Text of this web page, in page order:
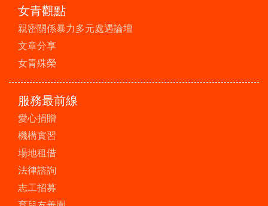
女青觀點
親密關係暴力多元處遇論壇
文章分享
女青殊榮
服務最前線
愛心捐贈
機構實習
場地租借
法律諮詢
志工招募